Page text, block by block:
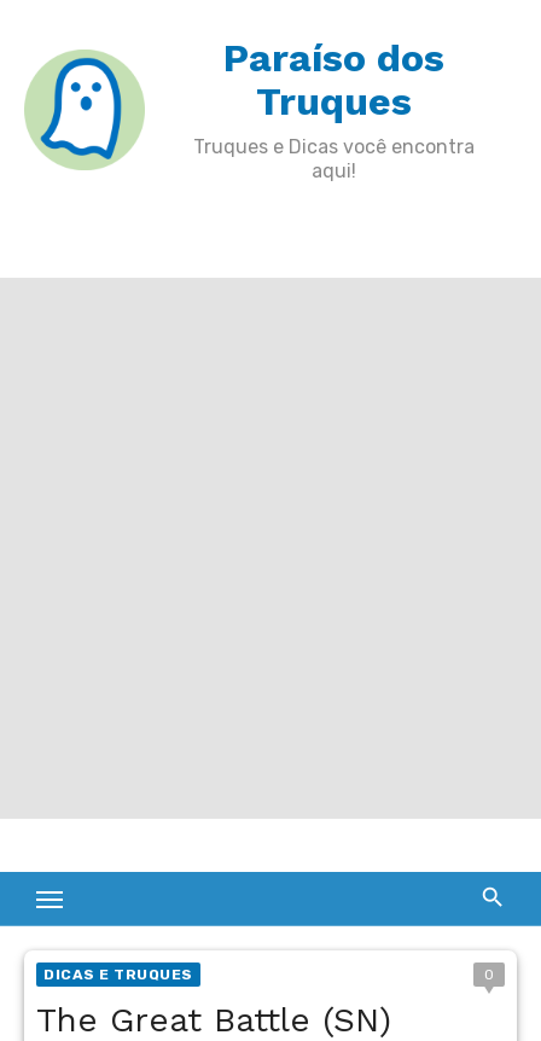
content
Paraíso dos
Truques
Truques e Dicas você encontra
aqui!
DICAS E TRUQUES 0
The Great Battle (SN)